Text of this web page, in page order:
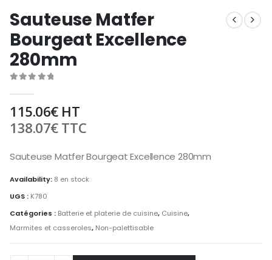
Sauteuse Matfer
Bourgeat Excellence
280mm
115.06€HT
138.07€TTC
Sauteuse Matfer Bourgeat Excellence 280mm
Availability: 8 en stock
UGS : K780
Catégories : Batterie et platerie de cuisine, Cuisine,
Marmites et casseroles, Non-palettisable